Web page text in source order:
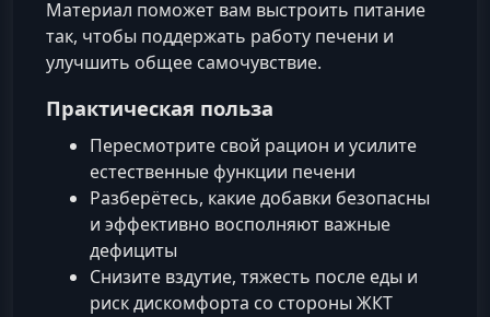
Материал поможет вам выстроить питание
так, чтобы поддержать работу печени и
улучшить общее самочувствие.
Практическая польза
Пересмотрите свой рацион и усилите
естественные функции печени
Разберётесь, какие добавки безопасны
и эффективно восполняют важные
дефициты
Снизите вздутие, тяжесть после еды и
риск дискомфорта со стороны ЖКТ